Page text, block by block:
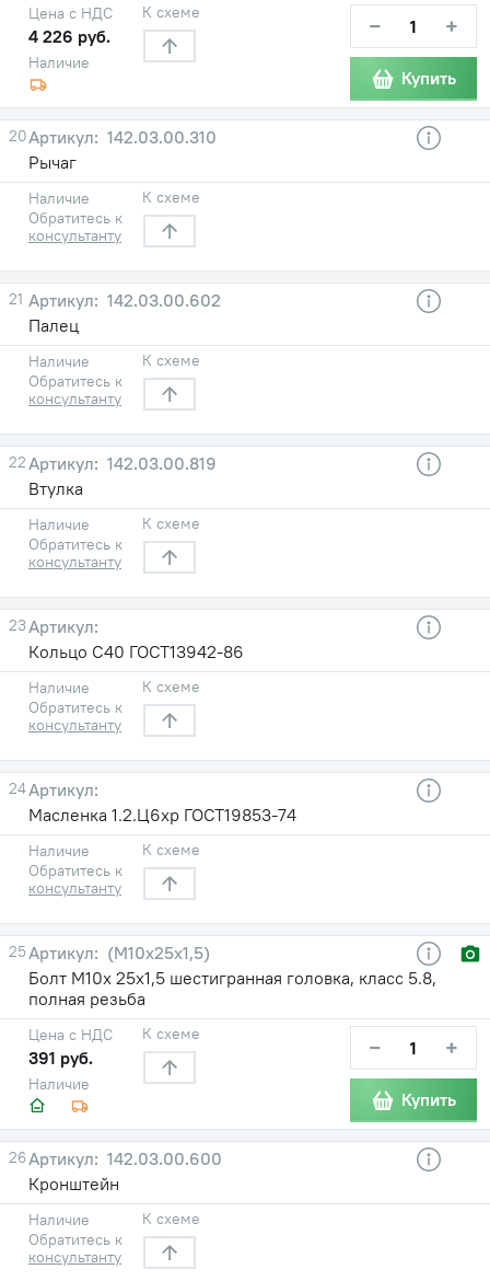
Наличие
Цена с НДС
4 226 руб.
К схеме − +
Купить
20
142.03.00.310
Рычаг
Наличие
Обратитесь к
консультанту
К схеме
21
142.03.00.602
Палец
Наличие
Обратитесь к
консультанту
К схеме
22
142.03.00.819
Втулка
Наличие
Обратитесь к
консультанту
К схеме
23
Кольцо C40 ГОСТ13942-86
Наличие
Обратитесь к
консультанту
К схеме
24
Масленка 1.2.Ц6хр ГОСТ19853-74
Наличие
Обратитесь к
консультанту
К схеме
25
(М10х25х1,5)
Болт М10х 25х1,5 шестигранная головка, класс 5.8,
полная резьба
Наличие
Цена с НДС
391 руб.
К схеме − +
Купить
26
142.03.00.600
Кронштейн
Наличие
Обратитесь к
консультанту
К схеме